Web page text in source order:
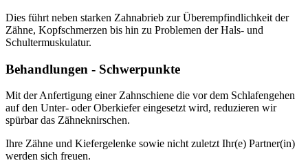
Dies führt neben starken Zahnabrieb zur Überempfindlichkeit der
Zähne, Kopfschmerzen bis hin zu Problemen der Hals- und
Schultermuskulatur.
Behandlungen - Schwerpunkte
Mit der Anfertigung einer Zahnschiene die vor dem Schlafengehen
auf den Unter- oder Oberkiefer eingesetzt wird, reduzieren wir
spürbar das Zähneknirschen.
Ihre Zähne und Kiefergelenke sowie nicht zuletzt Ihr(e) Partner(in)
werden sich freuen.